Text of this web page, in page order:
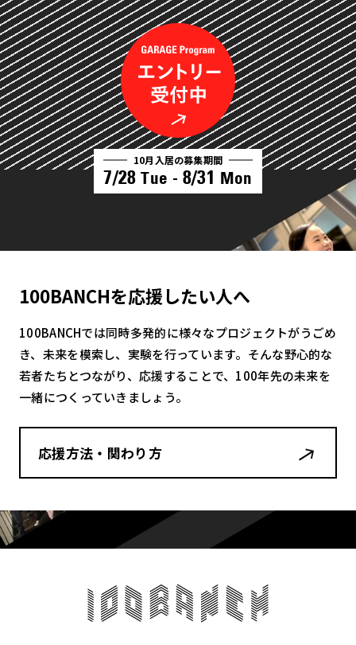
10月入居の募集期間
7/28 Tue - 8/31 Mon
100BANCHを応援したい人へ
100BANCHでは同時多発的に様々なプロジェクトがうごめ
き、未来を模索し、実験を行っています。そんな野心的な
若者たちとつながり、応援することで、100年先の未来を
一緒につくっていきましょう。
応援方法・関わり方